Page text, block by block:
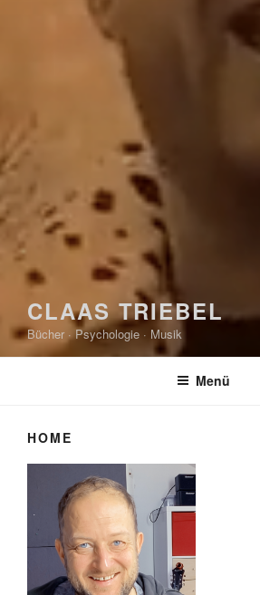
CLAAS TRIEBEL
Bücher · Psychologie · Musik
Menü
HOME